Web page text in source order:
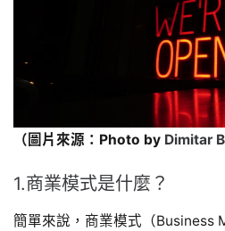
（圖片來源：Photo by Dimitar
1.商業模式是什麼？
簡單來說，商業模式（Business